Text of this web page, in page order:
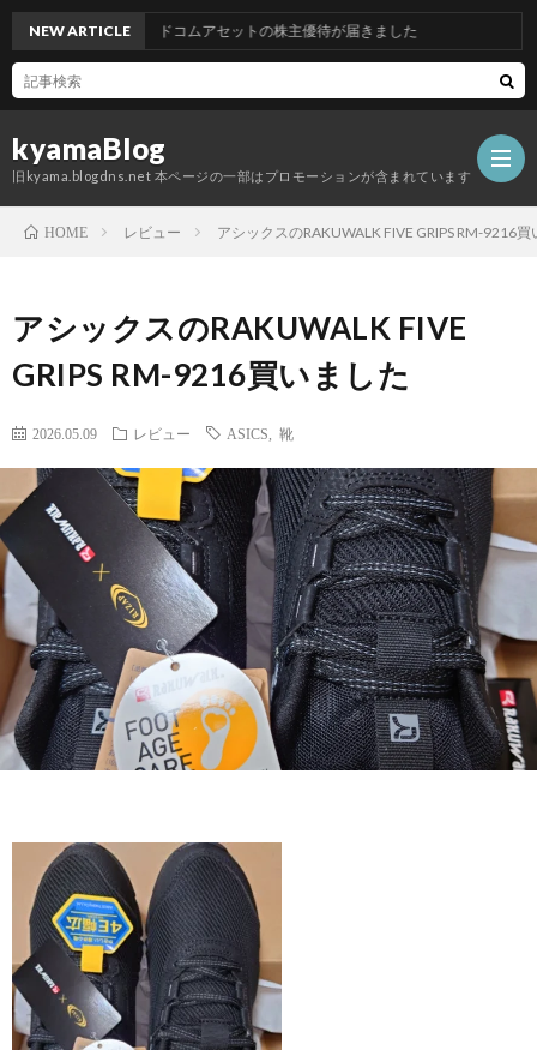
kyamaBlog
旧kyama.blogdns.net 本ページの一部はプロモーションが含まれています
NEW ARTICLEグッドコムアセットの株主優待が届きました
HOME レビュー アシックスのRAKUWALK FIVE GRIPS RM-9216
アシックスのRAKUWALK FIVE
GRIPS RM-9216買いました
2026.05.09 レビュー ASICS 靴